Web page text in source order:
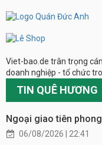
Viet-bao.de trân trọng
doanh nghiệp - tổ chức
TIN QUÊ HƯƠNG
Ngoại giao tiên
06/08/2026 | 22:41